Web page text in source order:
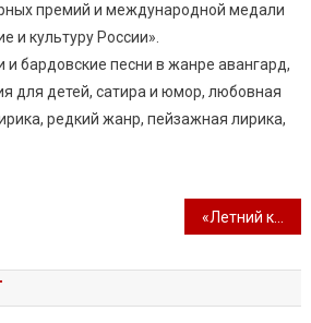
премий и международной медали
и культуру России».
и бардовские песни в жанре авангард,
для детей, сатира и юмор, любовная
редкий жанр, пейзажная лирика,
записям «Летний концерт» от Образцового ансамбля «Мир надежд» и вокальной группы «Эврика»